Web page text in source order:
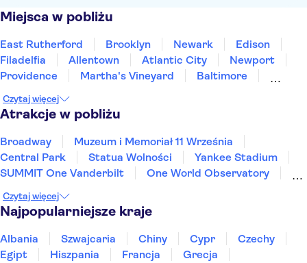
Miejsca w pobliżu
East Rutherford Brooklyn Newark
Edison
Filadelfia
Allentown Atlantic City
Newport
Providence
Martha's Vineyard
Baltimore
Czytaj więcej
Atrakcje w pobliżu
Broadway
Muzeum i Memoriał 11 Września
Central Park
Statua Wolności
Yankee Stadium
SUMMIT One Vanderbilt
One World Observatory
Amerykańskie Muzeum Historii Naturalnej
Katedra Świętego Patryka
Las Vegas Strip
Wielki Kanion
Wodospad Niagara
Universal Orlando Resort
Czytaj więcej
Najpopularniejsze kraje
Albania Szwajcaria Chiny Cypr
Czechy
Egipt
Hiszpania Francja
Grecja